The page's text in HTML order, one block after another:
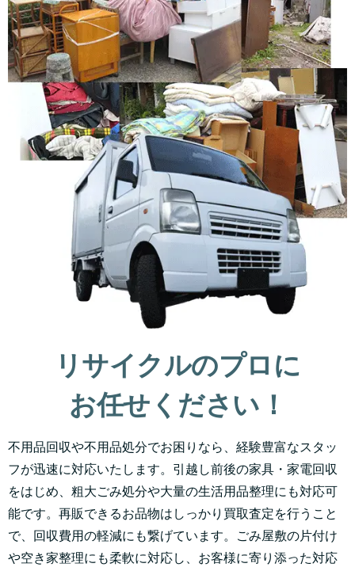
リサイクルのプロに
お任せください！
不用品回収や不用品処分でお困りなら、経験豊富なスタッ
フが迅速に対応いたします。引越し前後の家具・家電回収
をはじめ、粗大ごみ処分や大量の生活用品整理にも対応可
能です。再販できるお品物はしっかり買取査定を行うこと
で、回収費用の軽減にも繋げています。ごみ屋敷の片付け
や空き家整理にも柔軟に対応し、お客様に寄り添った対応